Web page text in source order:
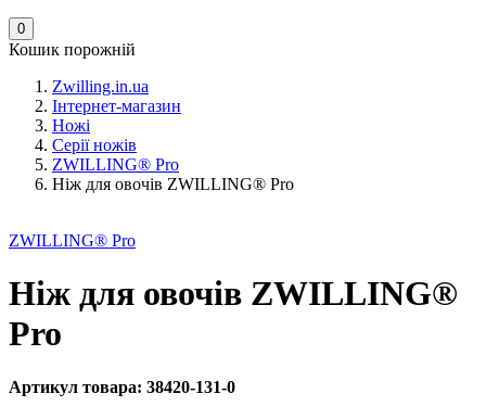
0
Кошик порожній
Zwilling.in.ua
Інтернет-магазин
Ножі
Серії ножів
ZWILLING® Pro
Ніж для овочів ZWILLING® Pro
ZWILLING® Pro
Ніж для овочів ZWILLING®
Pro
Артикул товара: 38420-131-0